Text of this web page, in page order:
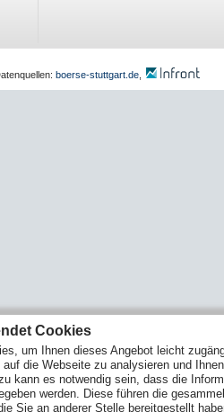
Cookies
um Ihnen dieses Angebot leicht
die Webseite zu analysieren und
kann es notwendig sein, dass die
werden. Diese führen die
Sie an anderer Stelle bereitgestellt
boerse-stuttgart.de,